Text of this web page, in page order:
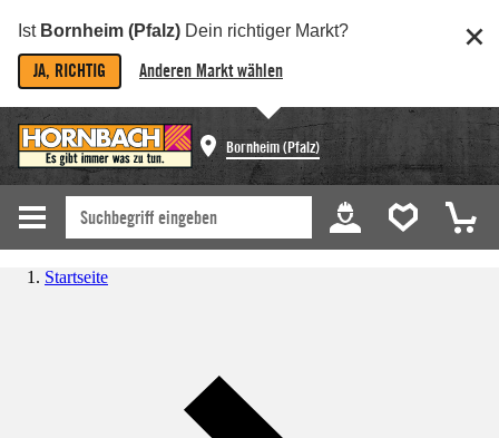
Ist Bornheim (Pfalz) Dein richtiger Markt?
JA, RICHTIG Anderen Markt wählen
Bornheim (Pfalz)
Startseite